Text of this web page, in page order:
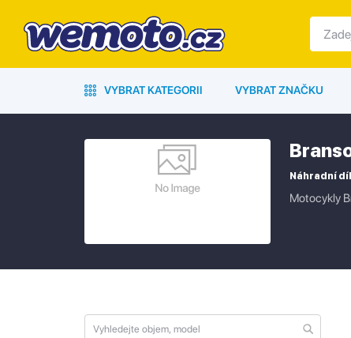
VYBRAT KATEGORII VYBRAT ZNAČKU
Náhradní
Motocykly